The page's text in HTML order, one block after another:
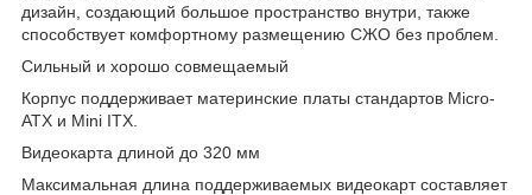
дизайн, создающий большое пространство внутри, также
способствует комфортному размещению СЖО без проблем.
Сильный и хорошо совмещаемый
Корпус поддерживает материнские платы стандартов Micro-
ATX и Mini ITX.
Видеокарта длиной до 320 мм
Максимальная длина поддерживаемых видеокарт составляет